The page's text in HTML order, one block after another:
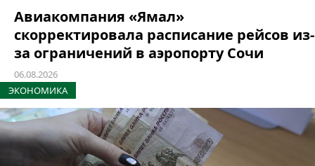
Авиакомпания «Ямал»
скорректировала расписание рейсов из-
за ограничений в аэропорту Сочи
06.08.2026
ЭКОНОМИКА